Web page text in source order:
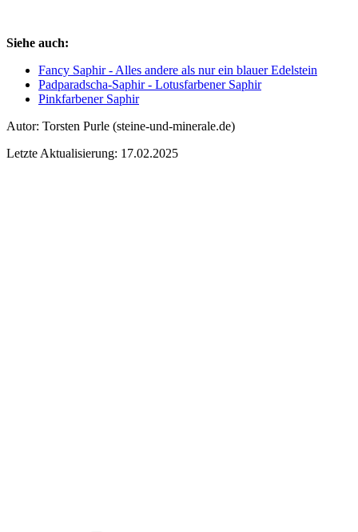
Siehe auch:
Fancy Saphir - Alles andere als nur ein blauer Edelstein
Padparadscha-Saphir - Lotusfarbener Saphir
Pinkfarbener Saphir
Autor: Torsten Purle (steine-und-minerale.de)
Letzte Aktualisierung: 17.02.2025